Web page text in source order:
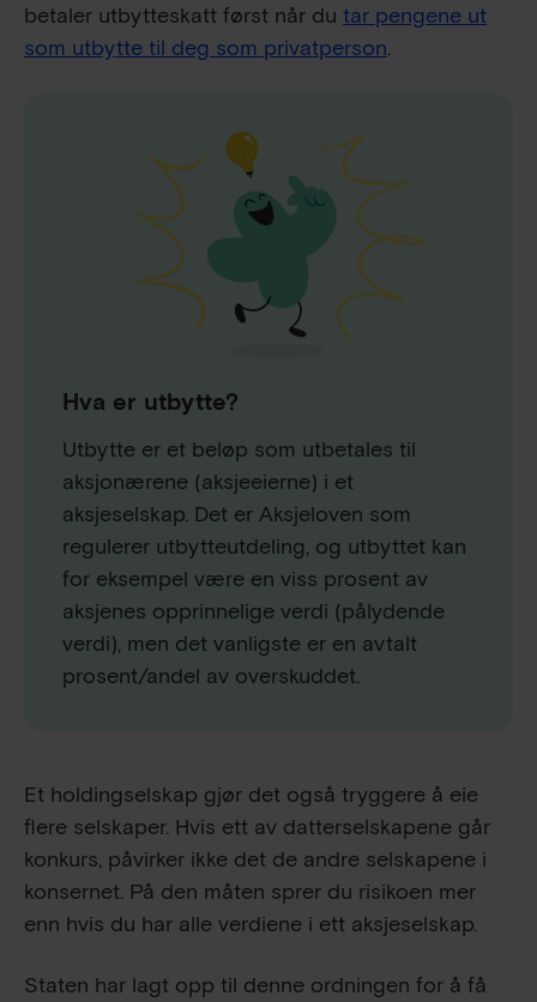
betaler utbytteskatt først når du tar pengene ut
som utbytte til deg som privatperson.
Hva er utbytte?
Utbytte er et beløp som utbetales til
aksjonærene (aksjeeierne) i et
aksjeselskap. Det er Aksjeloven som
regulerer utbytteutdeling, og utbyttet kan
for eksempel være en viss prosent av
aksjenes opprinnelige verdi (pålydende
verdi), men det vanligste er en avtalt
prosent/andel av overskuddet.
Et holdingselskap gjør det også tryggere å eie
flere selskaper. Hvis ett av datterselskapene går
konkurs, påvirker ikke det de andre selskapene i
konsernet. På den måten sprer du risikoen mer
enn hvis du har alle verdiene i ett aksjeselskap.
Staten har lagt opp til denne ordningen for å få